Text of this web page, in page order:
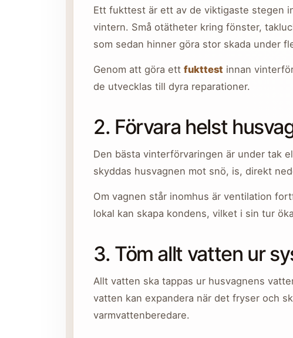
Ett fukttest är ett av de viktigaste stegen
vintern. Små otätheter kring fönster,
som sedan hinner göra stor skada under
Genom att göra ett fukttest innan
de utvecklas till dyra reparationer.
2. Förvara helst
Den bästa vinterförvaringen är under tak
skyddas husvagnen mot snö, is, direkt
Om vagnen står inomhus är ventilation
lokal kan skapa kondens, vilket i sin tur
3. Töm allt vatten ur
Allt vatten ska tappas ur husvagnens
vatten kan expandera när det fryser och
varmvattenberedare.